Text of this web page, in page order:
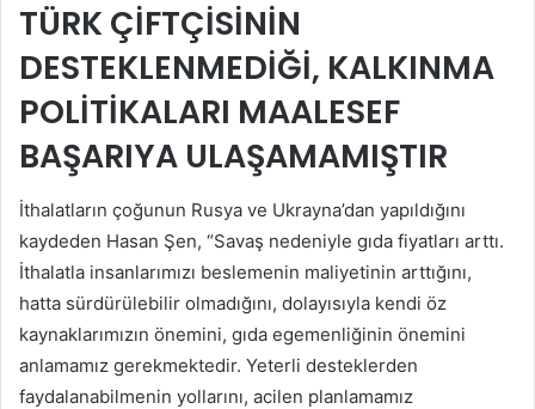
TÜRK ÇİFTÇİSİNİN
DESTEKLENMEDİĞİ, KALKINMA
POLİTİKALARI MAALESEF
BAŞARIYA ULAŞAMAMIŞTIR
İthalatların çoğunun Rusya ve Ukrayna’dan yapıldığını
kaydeden Hasan Şen, “Savaş nedeniyle gıda fiyatları arttı.
İthalatla insanlarımızı beslemenin maliyetinin arttığını,
hatta sürdürülebilir olmadığını, dolayısıyla kendi öz
kaynaklarımızın önemini, gıda egemenliğinin önemini
anlamamız gerekmektedir. Yeterli desteklerden
faydalanabilmenin yollarını, acilen planlamamız